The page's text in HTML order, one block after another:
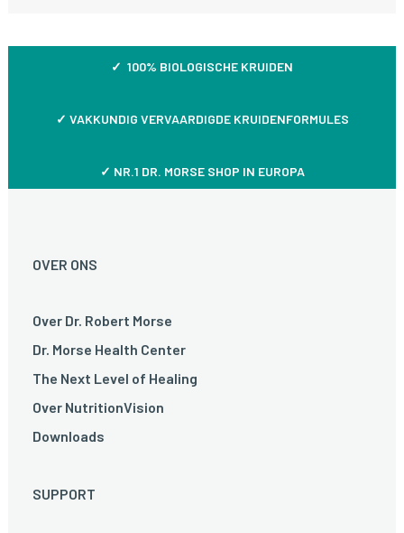
✓ 100% BIOLOGISCHE KRUIDEN
✓ VAKKUNDIG VERVAARDIGDE KRUIDENFORMULES
✓ NR.1 DR. MORSE SHOP IN EUROPA
OVER ONS
Over Dr. Robert Morse
Dr. Morse Health Center
The Next Level of Healing
Over NutritionVision
Downloads
SUPPORT